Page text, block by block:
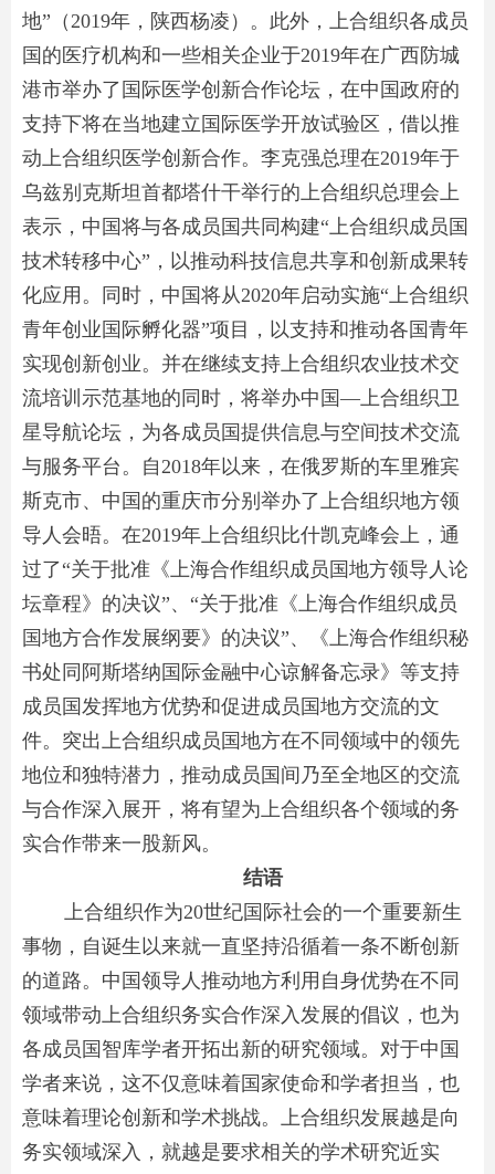
地”（2019年，陕西杨凌）。此外，上合组织各成员
国的医疗机构和一些相关企业于2019年在广西防城
港市举办了国际医学创新合作论坛，在中国政府的
支持下将在当地建立国际医学开放试验区，借以推
动上合组织医学创新合作。李克强总理在2019年于
乌兹别克斯坦首都塔什干举行的上合组织总理会上
表示，中国将与各成员国共同构建“上合组织成员国
技术转移中心”，以推动科技信息共享和创新成果转
化应用。同时，中国将从2020年启动实施“上合组织
青年创业国际孵化器”项目，以支持和推动各国青年
实现创新创业。并在继续支持上合组织农业技术交
流培训示范基地的同时，将举办中国—上合组织卫
星导航论坛，为各成员国提供信息与空间技术交流
与服务平台。自2018年以来，在俄罗斯的车里雅宾
斯克市、中国的重庆市分别举办了上合组织地方领
导人会晤。在2019年上合组织比什凯克峰会上，通
过了“关于批准《上海合作组织成员国地方领导人论
坛章程》的决议”、“关于批准《上海合作组织成员
国地方合作发展纲要》的决议”、《上海合作组织秘
书处同阿斯塔纳国际金融中心谅解备忘录》等支持
成员国发挥地方优势和促进成员国地方交流的文
件。突出上合组织成员国地方在不同领域中的领先
地位和独特潜力，推动成员国间乃至全地区的交流
与合作深入展开，将有望为上合组织各个领域的务
实合作带来一股新风。
结语
上合组织作为20世纪国际社会的一个重要新生
事物，自诞生以来就一直坚持沿循着一条不断创新
的道路。中国领导人推动地方利用自身优势在不同
领域带动上合组织务实合作深入发展的倡议，也为
各成员国智库学者开拓出新的研究领域。对于中国
学者来说，这不仅意味着国家使命和学者担当，也
意味着理论创新和学术挑战。上合组织发展越是向
务实领域深入，就越是要求相关的学术研究近实